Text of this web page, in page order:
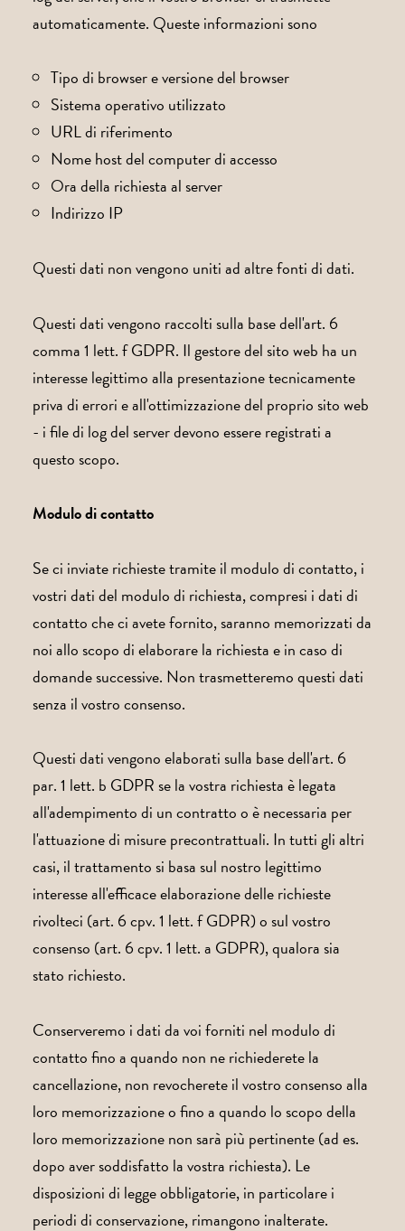
automaticamente. Queste informazioni sono
Tipo di browser e versione del browser
Sistema operativo utilizzato
URL di riferimento
Nome host del computer di accesso
Ora della richiesta al server
Indirizzo IP
Questi dati non vengono uniti ad altre fonti di dati.
Questi dati vengono raccolti sulla base dell'art. 6
comma 1 lett. f GDPR. Il gestore del sito web ha un
interesse legittimo alla presentazione tecnicamente
priva di errori e all'ottimizzazione del proprio sito web
- i file di log del server devono essere registrati a
questo scopo.
Modulo di contatto
Se ci inviate richieste tramite il modulo di contatto, i
vostri dati del modulo di richiesta, compresi i dati di
contatto che ci avete fornito, saranno memorizzati da
noi allo scopo di elaborare la richiesta e in caso di
domande successive. Non trasmetteremo questi dati
senza il vostro consenso.
Questi dati vengono elaborati sulla base dell'art. 6
par. 1 lett. b GDPR se la vostra richiesta è legata
all'adempimento di un contratto o è necessaria per
l'attuazione di misure precontrattuali. In tutti gli altri
casi, il trattamento si basa sul nostro legittimo
interesse all'efficace elaborazione delle richieste
rivolteci (art. 6 cpv. 1 lett. f GDPR) o sul vostro
consenso (art. 6 cpv. 1 lett. a GDPR), qualora sia
stato richiesto.
Conserveremo i dati da voi forniti nel modulo di
contatto fino a quando non ne richiederete la
cancellazione, non revocherete il vostro consenso alla
loro memorizzazione o fino a quando lo scopo della
loro memorizzazione non sarà più pertinente (ad es.
dopo aver soddisfatto la vostra richiesta). Le
disposizioni di legge obbligatorie, in particolare i
periodi di conservazione, rimangono inalterate.